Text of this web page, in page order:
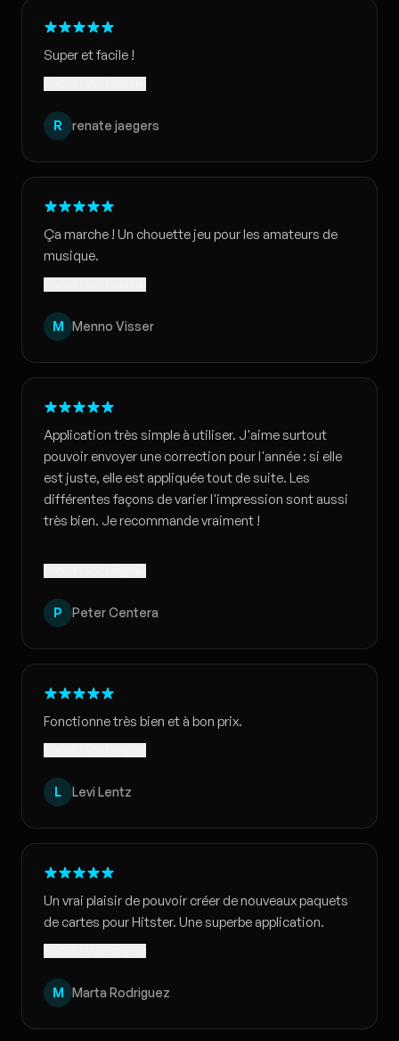
Super et facile !
R renate jaegers
Ça marche ! Un chouette jeu pour les amateurs de
musique.
M Menno Visser
Application très simple à utiliser. J'aime surtout
pouvoir envoyer une correction pour l'année : si elle
est juste, elle est appliquée tout de suite. Les
différentes façons de varier l'impression sont aussi
très bien. Je recommande vraiment !
P Peter Centera
Fonctionne très bien et à bon prix.
L Levi Lentz
Un vrai plaisir de pouvoir créer de nouveaux paquets
de cartes pour Hitster. Une superbe application.
M Marta Rodriguez